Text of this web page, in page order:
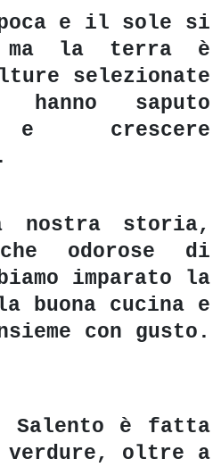
e il sole si
la terra è
selezionate
saputo
e crescere
nostra storia,
odorose di
imparato la
buona cucina e
con gusto.
Salento è fatta
verdure, oltre a